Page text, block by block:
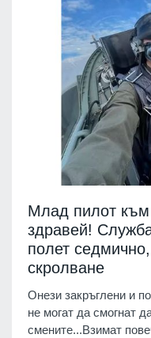
Млад пилот
здравей!
полет
скролване
Онези закръглени и
не могат да смогнат
смените...Взимат